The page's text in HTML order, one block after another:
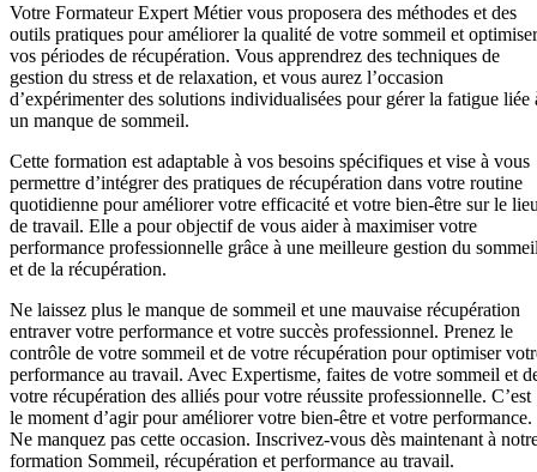
Votre Formateur Expert Métier vous proposera des méthodes et des
outils pratiques pour améliorer la qualité de votre sommeil et optimiser
vos périodes de récupération. Vous apprendrez des techniques de
gestion du stress et de relaxation, et vous aurez l’occasion
d’expérimenter des solutions individualisées pour gérer la fatigue liée
un manque de sommeil.
Cette formation est adaptable à vos besoins spécifiques et vise à vous
permettre d’intégrer des pratiques de récupération dans votre routine
quotidienne pour améliorer votre efficacité et votre bien-être sur le
de travail. Elle a pour objectif de vous aider à maximiser votre
performance professionnelle grâce à une meilleure gestion du
et de la récupération.
Ne laissez plus le manque de sommeil et une mauvaise récupération
entraver votre performance et votre succès professionnel. Prenez le
contrôle de votre sommeil et de votre récupération pour optimiser
performance au travail. Avec Expertisme, faites de votre sommeil et
votre récupération des alliés pour votre réussite professionnelle. C’est
le moment d’agir pour améliorer votre bien-être et votre performance.
Ne manquez pas cette occasion. Inscrivez-vous dès maintenant à
formation Sommeil, récupération et performance au travail.